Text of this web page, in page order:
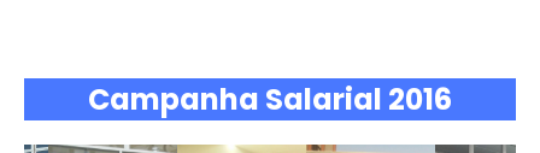
Campanha Salarial 2016